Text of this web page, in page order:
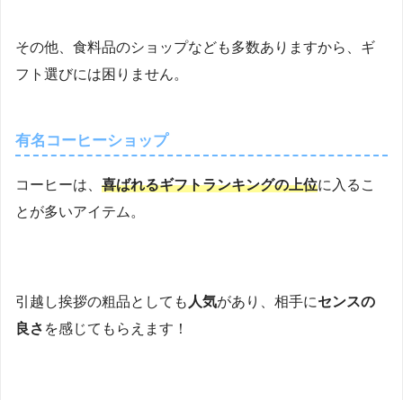
その他、食料品のショップなども多数ありますから、ギ
フト選びには困りません。
有名コーヒーショップ
コーヒーは、 喜ばれるギフトランキングの上位に入るこ
とが多いアイテム。
引越し挨拶の粗品としても 人気があり、相手にセンスの
良さ を感じてもらえます！